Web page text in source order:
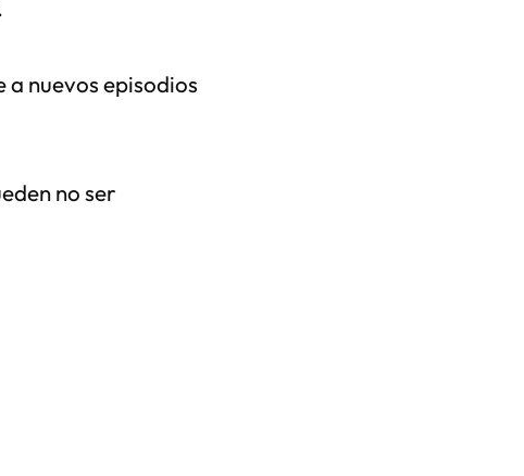
nuevos episodios
no ser